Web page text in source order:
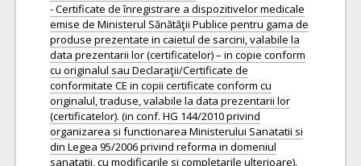
- Certificate de înregistrare a dispozitivelor medicale
emise de Ministerul Sănătăţii Publice pentru gama de
produse prezentate in caietul de sarcini, valabile la
data prezentarii lor (certificatelor) – in copie conform
cu originalul sau Declaraţii/Certificate de
conformitate CE in copii certificate conform cu
originalul, traduse, valabile la data prezentarii lor
(certificatelor). (in conf. HG 144/2010 privind
organizarea si functionarea Ministerului Sanatatii si
din Legea 95/2006 privind reforma in domeniul
sanatatii, cu modificarile si completarile ulterioare).